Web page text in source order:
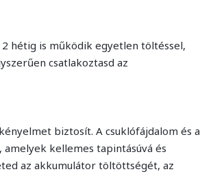
hétig is működik egyetlen töltéssel,
csatlakoztasd az
biztosít. A csuklófájdalom és a
kellemes tapintásúvá és
az akkumulátor töltöttségét, az